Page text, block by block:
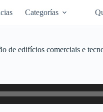
Categorías
de edifícios comerciais e